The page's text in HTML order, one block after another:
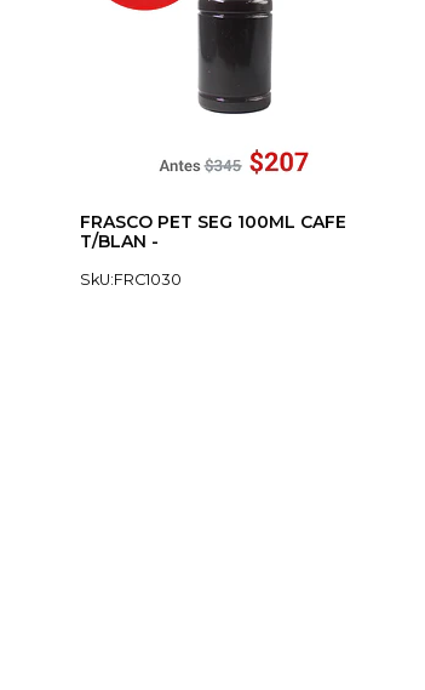
FRASCO PET SEG 100ML CAFE
T/BLAN -
SkU:FRC1030